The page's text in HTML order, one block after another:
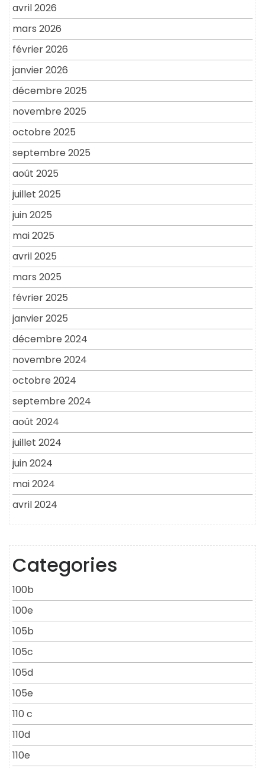
avril 2026
mars 2026
février 2026
janvier 2026
décembre 2025
novembre 2025
octobre 2025
septembre 2025
août 2025
juillet 2025
juin 2025
mai 2025
avril 2025
mars 2025
février 2025
janvier 2025
décembre 2024
novembre 2024
octobre 2024
septembre 2024
août 2024
juillet 2024
juin 2024
mai 2024
avril 2024
Categories
100b
100e
105b
105c
105d
105e
110 c
110d
110e